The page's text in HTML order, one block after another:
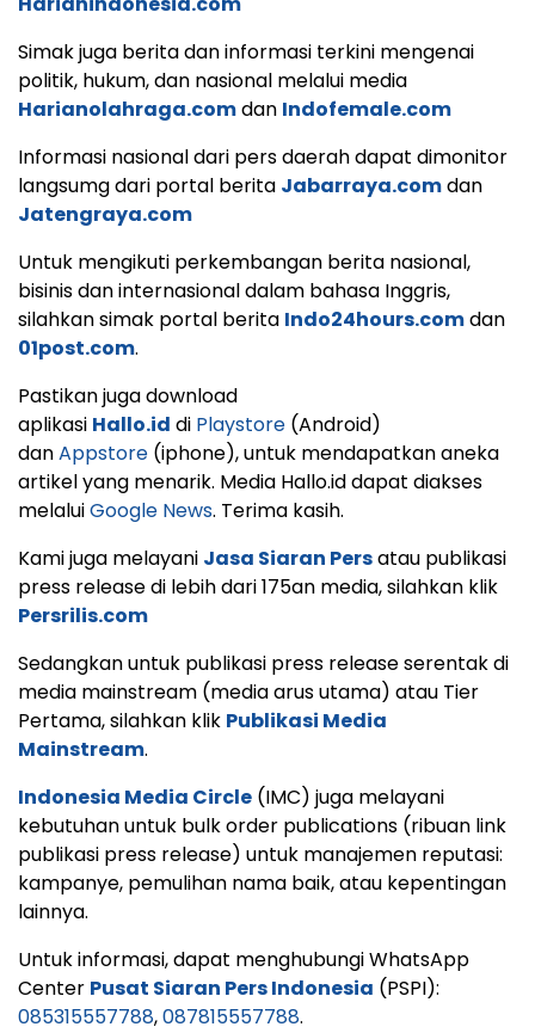
Simak juga berita dan informasi terkini mengenai
politik, hukum, dan nasional melalui media
Harianolahraga.comdan Indofemale.com
Informasi nasional dari pers daerah dapat dimonitor
langsumg dari portal berita Jabarraya.comdan
Jatengraya.com
Untuk mengikuti perkembangan berita nasional,
bisinis dan internasional dalam bahasa Inggris,
silahkan simak portal berita Indo24hours.comdan
01post.com.
Pastikan juga download
aplikasi Hallo.id di Playstore (Android)
danAppstore (iphone), untuk mendapatkan aneka
artikel yang menarik. Media Hallo.id dapat diakses
melaluiGoogle News. Terima kasih.
Kami juga melayani Jasa Siaran Persatau publikasi
press release di lebih dari 175an media, silahkan klik
Persrilis.com
Sedangkan untuk publikasi press release serentak di
media mainstream (media arus utama) atau Tier
Pertama, silahkan klik Publikasi Media
Mainstream.
Indonesia Media Circle (IMC) juga melayani
kebutuhan untuk bulk order publications (ribuan link
publikasi press release) untuk manajemen reputasi:
kampanye, pemulihan nama baik, atau kepentingan
lainnya.
Untuk informasi, dapat menghubungi WhatsApp
Center Pusat Siaran Pers Indonesia (PSPI):
085315557788,087815557788.